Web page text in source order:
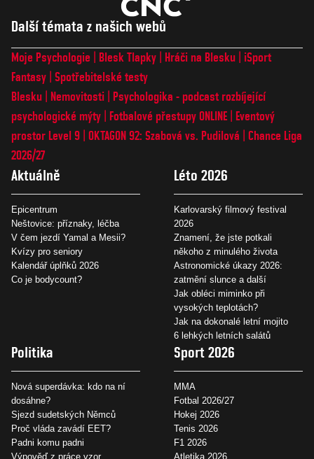
Další témata z našich webů
Moje Psychologie Blesk Tlapky Hráči na Blesku
iSport
Fantasy Spotřebitelské testy
Blesku
Nemovitosti
Psychologika - podcast rozbíjející
psychologické mýty
Fotbalové přestupy ONLINE
Eventový
prostor Level 9 OKTAGON 92: Szabová vs. Pudilová
Chance Liga
2026/27
Aktuálně
Epicentrum
Neštovice: příznaky, léčba
V čem jezdí Yamal a Mesii?
Kvízy pro seniory
Kalendář úplňků 2026
Co je bodycount?
Léto 2026
Karlovarský filmový festival
2026
Znamení, že jste potkali
někoho z minulého života
Astronomické úkazy 2026:
zatmění slunce a další
Jak obléci miminko při
vysokých teplotách?
Jak na dokonalé letní mojito
6 lehkých letních salátů
Politika
Nová superdávka: kdo na ní
dosáhne?
Sjezd sudetských Němců
Proč vláda zavádí EET?
Padni komu padni
Výpověď z práce vzor
Sport 2026
MMA
Fotbal 2026/27
Hokej 2026
Tenis 2026
F1 2026
Atletika 2026